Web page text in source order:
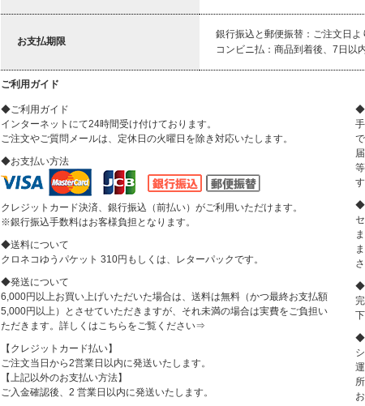
お支払期限
銀行振込と郵便振替：ご注文日よ
コンビニ払：商品到着後、7日以
ご利用ガイド
◆ご利用ガイド
インターネットにて24時間受け付けております。
ご注文やご質問メールは、定休日の火曜日を除き対応いたします。
◆お支払い方法
クレジットカード決済、銀行振込（前払い）がご利用いただけます。
※銀行振込手数料はお客様負担となります。
◆送料について
クロネコゆうパケット 310円もしくは、レターパックです。
◆発送について
6,000円以上お買い上げいただいた場合は、送料は無料（かつ最終お支払額
5,000円以上）とさせていただきますが、それ未満の場合は実費をご負担い
ただきます。詳しくはこちらをご覧ください⇒
【クレジットカード払い】
ご注文当日から2営業日以内に発送いたします。
【上記以外のお支払い方法】
ご入金確認後、2 営業日以内に発送いたします。
◆
◆
◆
◆